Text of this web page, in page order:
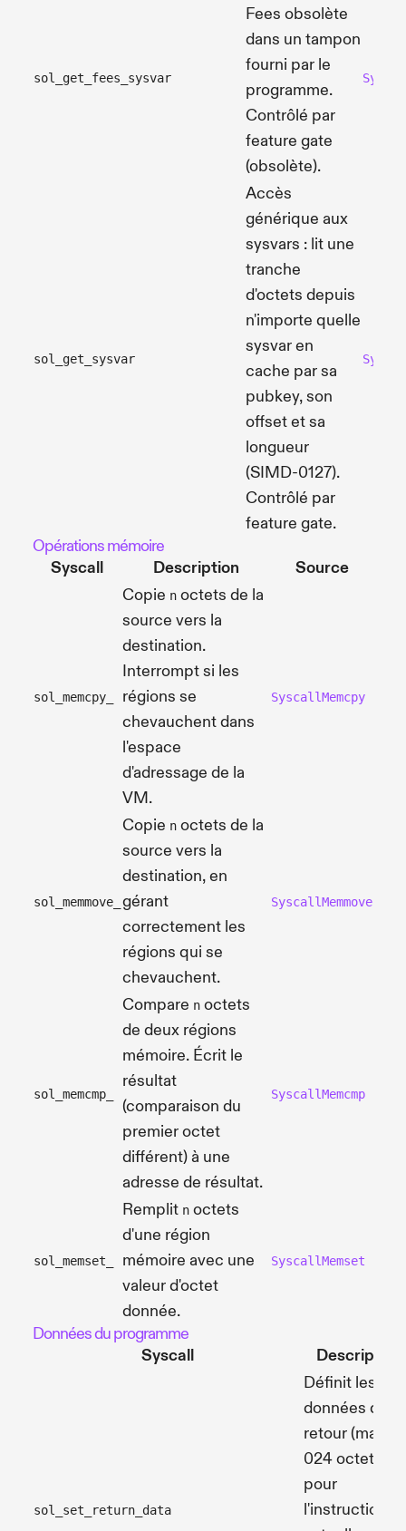
sol_get_fees_sysvar
Fees obsolète
dans un tampon
fourni par le
programme.
Contrôlé par
feature gate
(obsolète).
sol_get_sysvar
Accès
générique aux
sysvars : lit une
tranche
d'octets depuis
n'importe quelle
sysvar en
cache par sa
pubkey, son
offset et sa
longueur
(SIMD-0127).
Contrôlé par
feature gate.
Opérations mémoire
Syscall
Description Source
sol_memcpy_
Copie n octets de la
source vers la
destination.
Interrompt si les
régions se
chevauchent dans
l'espace
d'adressage de la
VM.
SyscallMemcpy
sol_memmove_
Copie n octets de la
source vers la
destination, en
gérant
correctement les
régions qui se
chevauchent.
SyscallMemmove
sol_memcmp_
Compare n octets
de deux régions
mémoire. Écrit le
résultat
(comparaison du
premier octet
différent) à une
adresse de résultat.
SyscallMemcmp
sol_memset_
Remplit n octets
d'une région
mémoire avec une
valeur d'octet
donnée.
SyscallMemset
Données du programme
Syscall
Description
sol_set_return_data
Définit les
données de
retour (max 1
024 octets)
pour
l'instruction